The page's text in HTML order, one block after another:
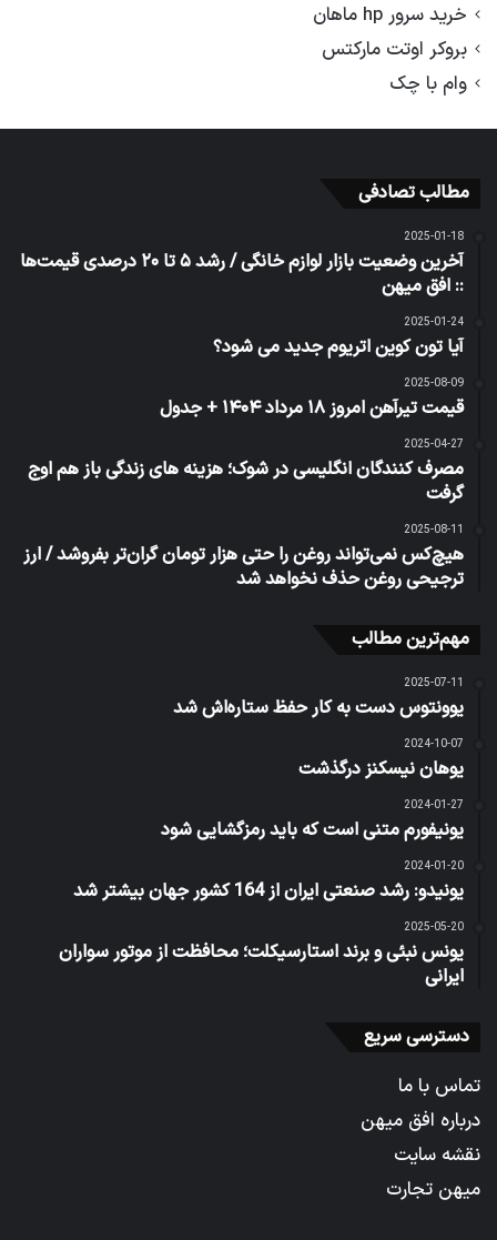
خرید سرور hp ماهان
بروکر اوتت مارکتس
وام با چک
مطالب تصادفی
2025-01-18
آخرین وضعیت بازار لوازم خانگی / رشد ۵ تا ۲۰ درصدی قیمت‌ها
:: افق میهن
2025-01-24
آیا تون کوین اتریوم جدید می شود؟
2025-08-09
قیمت تیرآهن امروز ۱۸ مرداد ۱۴۰۴ + جدول
2025-04-27
مصرف کنندگان انگلیسی در شوک؛ هزینه های زندگی باز هم اوج
گرفت
2025-08-11
هیچ‌کس نمی‌تواند روغن را حتی هزار تومان گران‌تر بفروشد / ارز
ترجیحی روغن حذف نخواهد شد
مهم‌ترین مطالب
2025-07-11
یوونتوس دست به کار حفظ ستاره‌اش شد
2024-10-07
یوهان نیسکنز درگذشت
2024-01-27
یونیفورم متنی است که باید رمزگشایی شود
2024-01-20
یونیدو: رشد صنعتی ایران از 164 کشور جهان بیشتر شد
2025-05-20
یونس نبئی و برند استارسیکلت؛ محافظت از موتور سواران
ایرانی
دسترسی سریع
تماس با ما
درباره افق میهن
نقشه سایت
میهن تجارت